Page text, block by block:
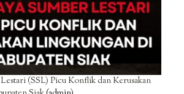
(SSL) Picu Konflik dan Kerusakan